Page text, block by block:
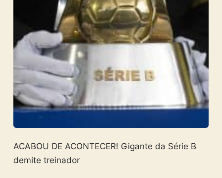
ACABOU DE ACONTECER! Gigante da Série B
demite treinador